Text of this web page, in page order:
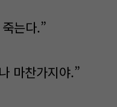
는다.”
마찬가지야.”